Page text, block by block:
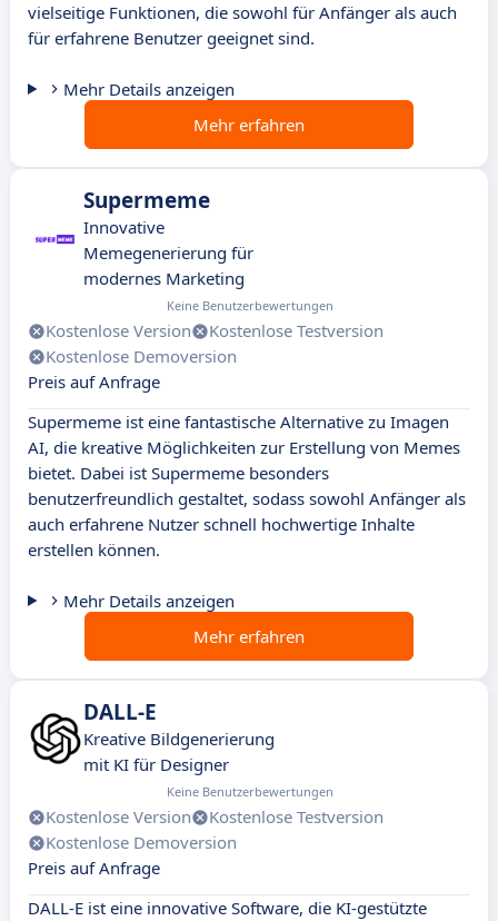
vielseitige Funktionen, die sowohl für Anfänger als auch
für erfahrene Benutzer geeignet sind.
Mehr Details anzeigen
Mehr erfahren
Supermeme
Innovative
Memegenerierung für
modernes Marketing
Keine Benutzerbewertungen
Kostenlose Version
Kostenlose Testversion
Kostenlose Demoversion
Preis auf Anfrage
Supermeme ist eine fantastische Alternative zu Imagen
AI, die kreative Möglichkeiten zur Erstellung von Memes
bietet. Dabei ist Supermeme besonders
benutzerfreundlich gestaltet, sodass sowohl Anfänger als
auch erfahrene Nutzer schnell hochwertige Inhalte
erstellen können.
Mehr Details anzeigen
Mehr erfahren
DALL-E
Kreative Bildgenerierung
mit KI für Designer
Keine Benutzerbewertungen
Kostenlose Version
Kostenlose Testversion
Kostenlose Demoversion
Preis auf Anfrage
DALL-E ist eine innovative Software, die KI-gestützte